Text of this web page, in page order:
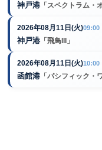
神戸港 「スペクトラム・
2026年08月11日(火)09:00
神戸港 「飛鳥III」
2026年08月11日(火)10:00
函館港 「パシフィック・